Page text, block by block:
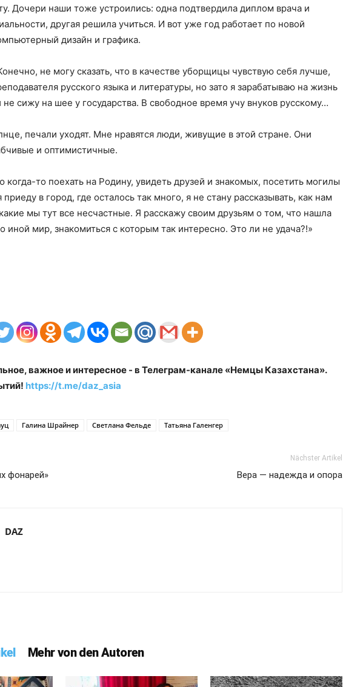
Дочери наши тоже устроились: одна подтвердила диплом врача и
другая решила учиться. И вот уже год работает по новой
дизайн и графика.
не могу сказать, что в качестве уборщицы чувствую себя лучше,
русского языка и литературы, но зато я зарабатываю на жизнь
не сижу на шее у государства. В свободное время учу внуков русскому…
печали уходят. Мне нравятся люди, живущие в этой стране. Они
и оптимистичные.
когда-то поехать на Родину, увидеть друзей и знакомых, посетить могилы
приеду в город, где осталось так много, я не стану рассказывать, как нам
мы тут все несчастные. Я расскажу своим друзьям о том, что нашла
иной мир, знакомиться с которым так интересно. Это ли не удача?!»
важное и интересное - в Телеграм-канале «Немцы Казахстана».
https://t.me/daz_asia
Галина Шрайнер Светлана Фельде Татьяна Галенгер
фонарей»
Nächster Artikel
Вера — надежда и опора
DAZ
Mehr von den Autoren